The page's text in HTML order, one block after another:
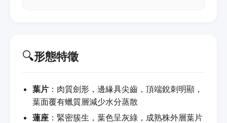
🔍形態特徵
葉片 ：肉質劍形，邊緣具尖齒，頂端銳刺明顯，
葉面覆有蠟質層減少水分蒸散
蓮座 ：緊密簇生，葉色呈灰綠，成熟株外層葉片